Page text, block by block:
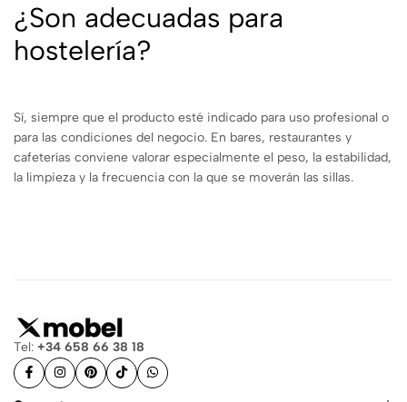
¿Son adecuadas para
hostelería?
Sí, siempre que el producto esté indicado para uso profesional o
para las condiciones del negocio. En bares, restaurantes y
cafeterías conviene valorar especialmente el peso, la estabilidad,
la limpieza y la frecuencia con la que se moverán las sillas.
Tel: +34 658 66 38 18